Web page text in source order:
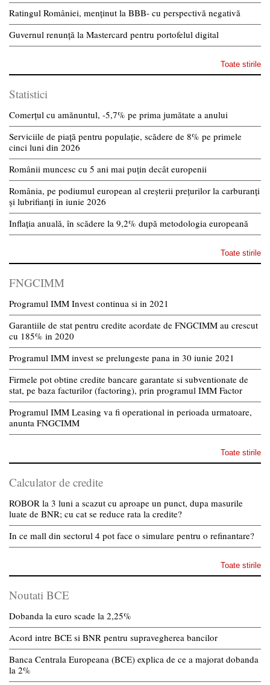
Ratingul României, menținut la BBB- cu perspectivă negativă
Guvernul renunță la Mastercard pentru portofelul digital
Toate stirile
Statistici
Comerțul cu amănuntul, -5,7% pe prima jumătate a anului
Serviciile de piață pentru populație, scădere de 8% pe primele
cinci luni din 2026
Românii muncesc cu 5 ani mai puțin decât europenii
România, pe podiumul european al creșterii prețurilor la carburanți
și lubrifianți în iunie 2026
Inflația anuală, în scădere la 9,2% după metodologia europeană
Toate stirile
FNGCIMM
Programul IMM Invest continua si in 2021
Garantiile de stat pentru credite acordate de FNGCIMM au crescut
cu 185% in 2020
Programul IMM invest se prelungeste pana in 30 iunie 2021
Firmele pot obtine credite bancare garantate si subventionate de
stat, pe baza facturilor (factoring), prin programul IMM Factor
Programul IMM Leasing va fi operational in perioada urmatoare,
anunta FNGCIMM
Toate stirile
Calculator de credite
ROBOR la 3 luni a scazut cu aproape un punct, dupa masurile
luate de BNR; cu cat se reduce rata la credite?
In ce mall din sectorul 4 pot face o simulare pentru o refinantare?
Toate stirile
Noutati BCE
Dobanda la euro scade la 2,25%
Acord intre BCE si BNR pentru supravegherea bancilor
Banca Centrala Europeana (BCE) explica de ce a majorat dobanda
la 2%